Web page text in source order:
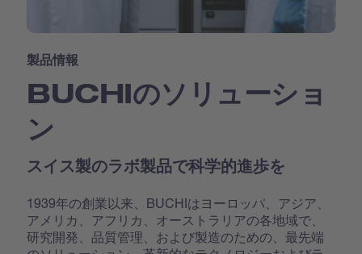
製品情報
BUCHIのソリューショ
ン
スイス製のラボ製品で科学的進歩を
1939年の創業以来、BUCHIはヨーロッパ、アジア、
アメリカ、アフリカ、オーストラリアの各地域で、
研究開発、品質管理、および製造のための、最先端